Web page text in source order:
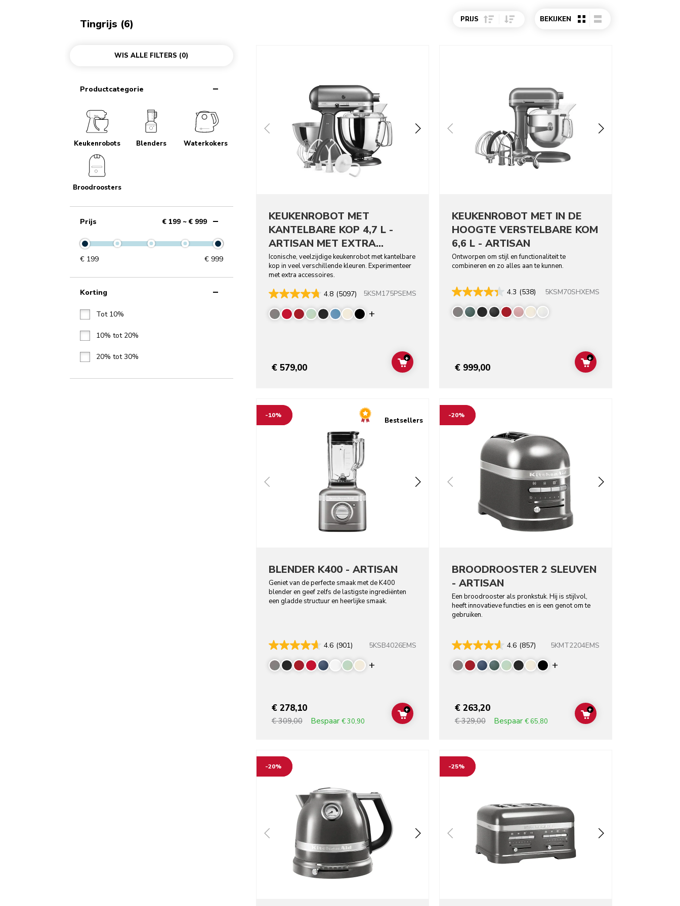
PRIJS Sort Price ascending
Sort Price descending
BEKIJKEN
Tingrijs (6)
WIS ALLE FILTERS (0)
Productcategorie
Keukenrobots Blenders Waterkokers
Broodroosters
Prijs € 199 ~ € 999
€ 199 € 999
Korting
Tot 10%
10% tot 20%
20% tot 30%
KEUKENROBOT MET
KANTELBARE KOP 4,7 L -
ARTISAN MET EXTRA
ACCESSOIRES
Iconische, veelzijdige keukenrobot met kantelbare
kop in veel verschillende kleuren. Experimenteer
met extra accessoires.
4.8 (5097) 5KSM175PSEMS
Display more colors
€ 579,00 ADD TO CART
+
KEUKEN­ROBOT MET IN DE
HOOGTE VERSTELBARE KOM
6,6 L - ARTISAN
Ontworpen om stijl en functionaliteit te
combineren en zo alles aan te kunnen.
4.3 (538) 5KSM70SHXEMS
€ 999,00 ADD TO CART
+
-10%
Bestsellers
BLENDER K400 - ARTISAN
Geniet van de perfecte smaak met de K400
blender en geef zelfs de lastigste ingrediënten
een gladde structuur en heerlijke smaak.
4.6 (901) 5KSB4026EMS
Display more colors
€ 278,10
€ 309,00 Bespaar € 30,90 ADD TO CART
+
-20%
BROODROOSTER 2 SLEUVEN
- ARTISAN
Een broodrooster als pronkstuk. Hij is stijlvol,
heeft innovatieve functies en is een genot om te
gebruiken.
4.6 (857) 5KMT2204EMS
Display more colors
€ 263,20
€ 329,00 Bespaar € 65,80 ADD TO CART
+
-20% -25%